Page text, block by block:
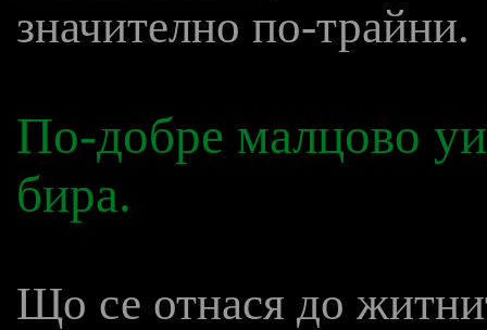
значително по-трайни.
По-добре малцово
бира.
Що се отнася до